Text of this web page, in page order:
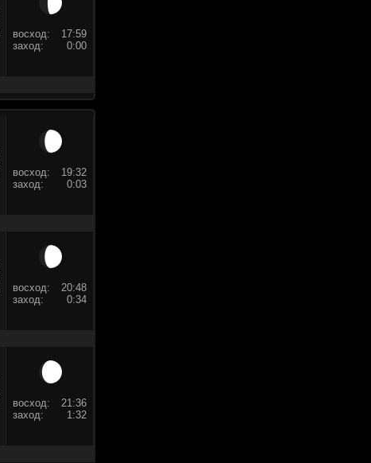
восход:
17:59
заход:
0:00
восход:
19:32
заход:
0:03
восход:
20:48
заход:
0:34
восход:
21:36
заход:
1:32